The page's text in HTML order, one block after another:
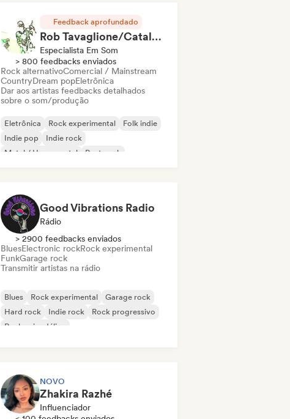
Feedback aprofundado
Rob Tavaglione/Catalyst Recording
Especialista Em Som
> 800 feedbacks enviados
Rock alternativoComercial / Mainstream
CountryDream popEletrônica
Dar aos artistas feedbacks detalhados
sobre o som/produção
Eletrônica Rock experimental
Folk indie
Indie pop
Indie rock
Metal / Heavy metal
Post punk
Good Vibrations Radio
Rádio
> 2900 feedbacks enviados
BluesElectronic rockRock experimental
FunkGarage rock
Transmitir artistas na rádio
Blues Rock experimental
Garage rock
Hard rock
Indie rock
Rock progressivo
Rock psicodélico
NOVO
Zhakira Razhé
Influenciador